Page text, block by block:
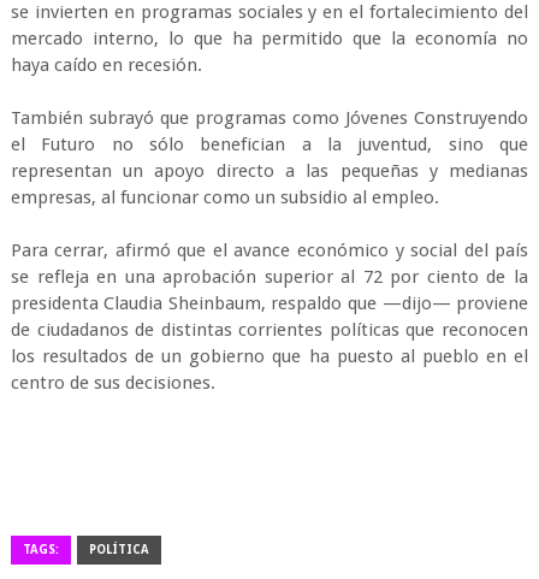
se invierten en programas sociales y en el fortalecimiento del
mercado interno, lo que ha permitido que la economía no
haya caído en recesión.
También subrayó que programas como Jóvenes Construyendo
el Futuro no sólo benefician a la juventud, sino que
representan un apoyo directo a las pequeñas y medianas
empresas, al funcionar como un subsidio al empleo.
Para cerrar, afirmó que el avance económico y social del país
se refleja en una aprobación superior al 72 por ciento de la
presidenta Claudia Sheinbaum, respaldo que —dijo— proviene
de ciudadanos de distintas corrientes políticas que reconocen
los resultados de un gobierno que ha puesto al pueblo en el
centro de sus decisiones.
TAGS: POLÍTICA